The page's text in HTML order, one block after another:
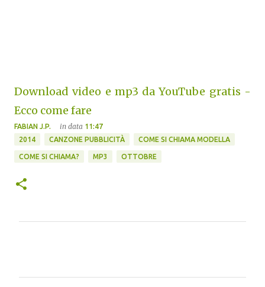
Download video e mp3 da YouTube gratis -
Ecco come fare
FABIAN J.P. in data 11:47
2014
CANZONE PUBBLICITÀ COME SI CHIAMA MODELLA
COME SI CHIAMA? MP3 OTTOBRE